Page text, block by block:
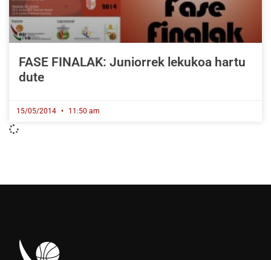
FASE FINALAK: Juniorrek lekukoa hartu
dute
15/05/2014 11:50 am